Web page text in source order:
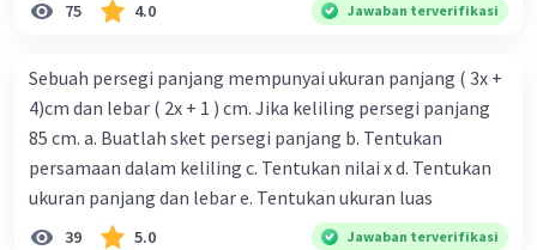
75 4.0 Jawaban terverifikasi
Sebuah persegi panjang mempunyai ukuran panjang ( 3x +
4)cm dan lebar ( 2x + 1 ) cm. Jika keliling persegi panjang
85 cm. a. Buatlah sket persegi panjang b. Tentukan
persamaan dalam keliling c. Tentukan nilai x d. Tentukan
ukuran panjang dan lebar e. Tentukan ukuran luas
39 5.0 Jawaban terverifikasi